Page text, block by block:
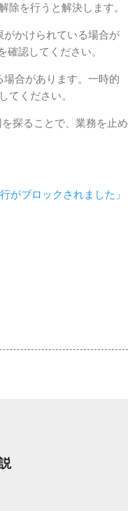
を行うと解決します。
かけられている場合が
認してください。
合があります。一時的
てください。
探ることで、業務を止め
がブロックされました」